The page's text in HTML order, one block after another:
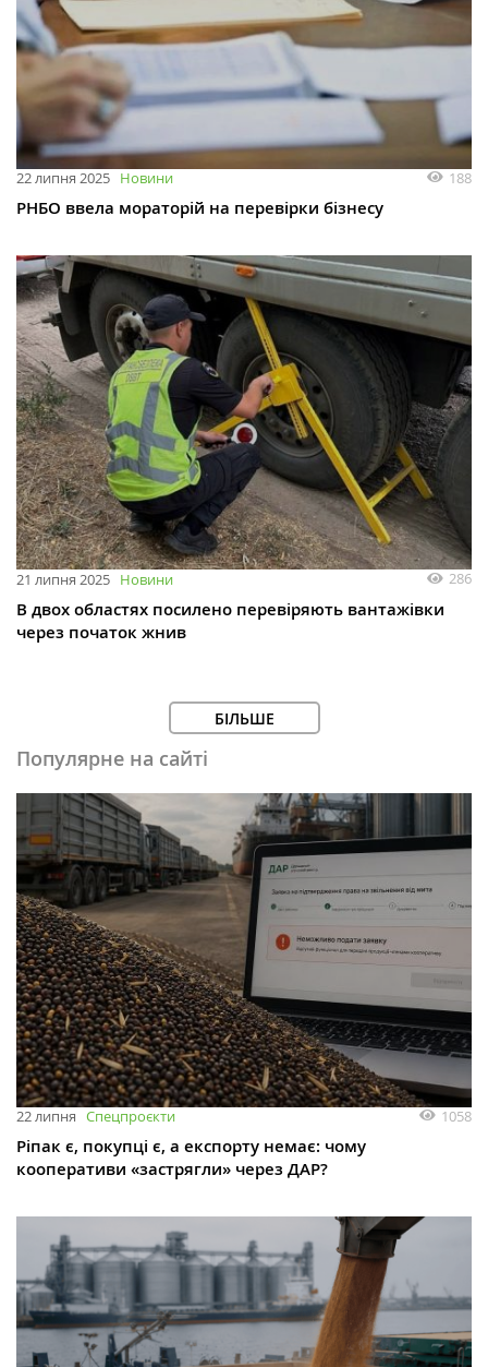
22 липня 2025 Новини 188
РНБО ввела мораторій на перевірки бізнесу
21 липня 2025 Новини 286
В двох областях посилено перевіряють вантажівки
через початок жнив
БІЛЬШЕ
Популярне на сайті
22 липня Спецпроєкти 1058
Ріпак є, покупці є, а експорту немає: чому
кооперативи «застрягли» через ДАР?